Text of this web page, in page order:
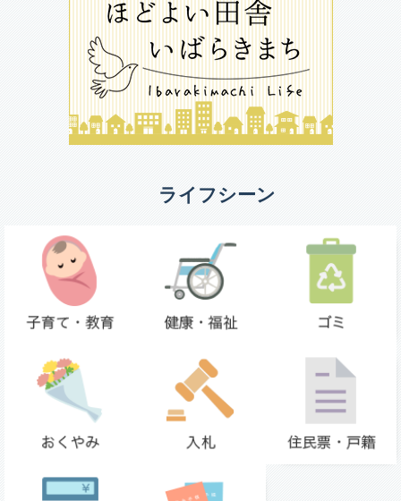
ライフシーン